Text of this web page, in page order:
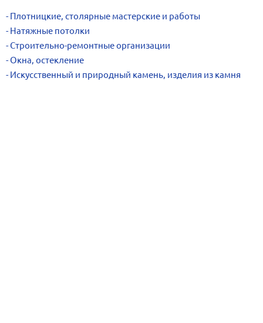
Плотницкие, столярные мастерские и работы
Натяжные потолки
Строительно-ремонтные организации
Окна, остекление
Искусственный и природный камень, изделия из камня